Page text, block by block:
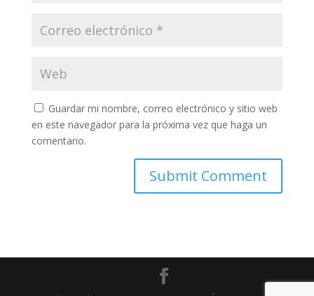
Guardar mi nombre, correo electrónico y sitio web
en este navegador para la próxima vez que haga un
comentario.